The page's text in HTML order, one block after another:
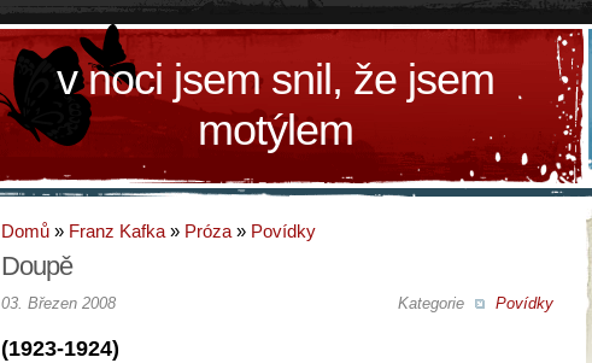
v noci jsem snil, že jsem
motýlem
Domů » Franz Kafka » Próza » Povídky
Doupě
Kategorie Povídky
03. Březen 2008
(1923-1924)